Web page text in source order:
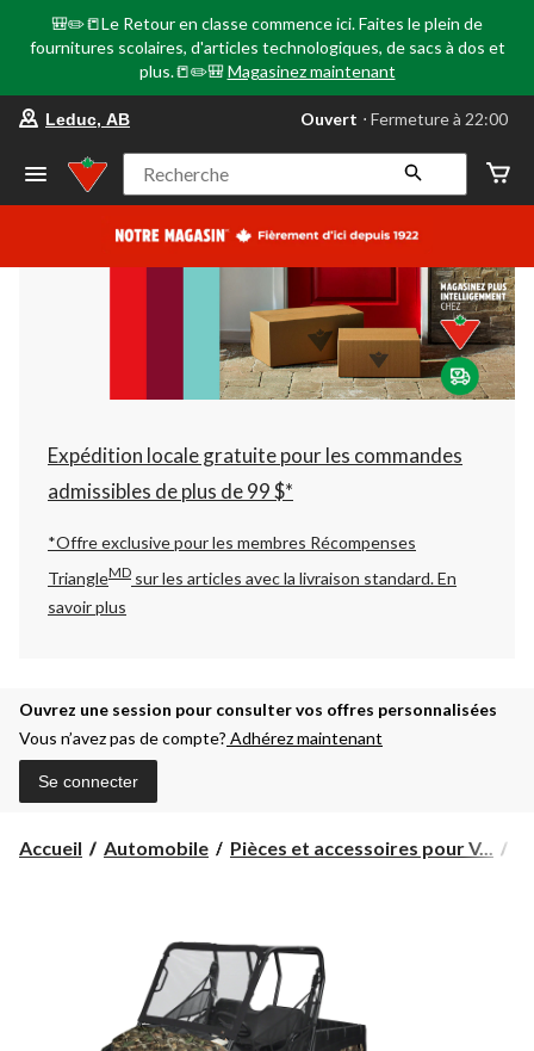
🎒✏️📒Le Retour en classe commence ici. Faites le plein de
fournitures scolaires, d'articles technologiques, de sacs à dos et
plus.📒✏️🎒 Magasinez maintenant
votre
préféré
Leduc,
AB,
courament
Fermeture
à
22:00
cliquer
pour
changer
Leduc, AB Ouvert ⋅ Fermeture à 22:00
Recherche
Expédition locale gratuite pour les commandes
admissibles de plus de 99 $*
*Offre exclusive pour les membres Récompenses
TriangleMD sur les articles avec la livraison standard.En
savoir plus
Ouvrez une session pour consulter vos offres personnalisées
Vous n’avez pas de compte? Adhérez maintenant
Se connecter
Accueil Automobile Pièces et accessoires pour V...